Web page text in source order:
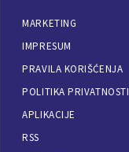
MARKETING
IMPRESUM
PRAVILA KORIŠĆENJA
POLITIKA PRIVATNOSTI
APLIKACIJE
RSS